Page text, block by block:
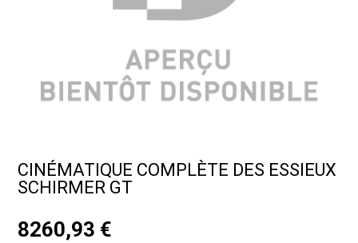
CINÉMATIQUE COMPLÈTE DES ESSIEUX
SCHIRMER GT
8260,93 €